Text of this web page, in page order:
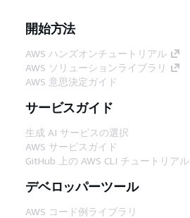
開始方法
AWS ハンズオンチュートリアル
AWS ソリューションライブラリ
AWS 意思決定ガイド
サービスガイド
生成 AI サービスの選択
AWS サービスガイド
GitHub 上の AWS CLI チュートリアル
デベロッパーツール
AWS コード例ライブラリ